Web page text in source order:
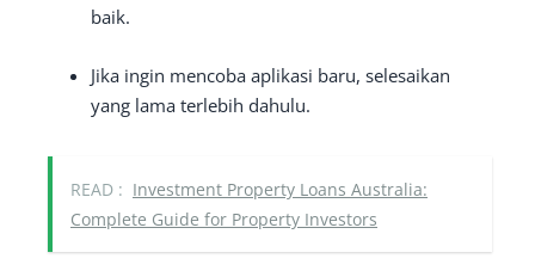
baik.
Jika ingin mencoba aplikasi baru, selesaikan
yang lama terlebih dahulu.
READ : Investment Property Loans Australia:
Complete Guide for Property Investors